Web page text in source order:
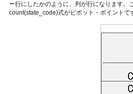
ー行にしたかのように、列が行になります
count(state_code)式がピボット・ポイントで